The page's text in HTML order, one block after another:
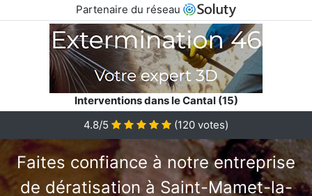
Partenaire du réseau
Interventions dans le Cantal (15)
4.8/5
(120 votes)
Faites confiance à notre entreprise
de dératisation à Saint-Mamet-la-